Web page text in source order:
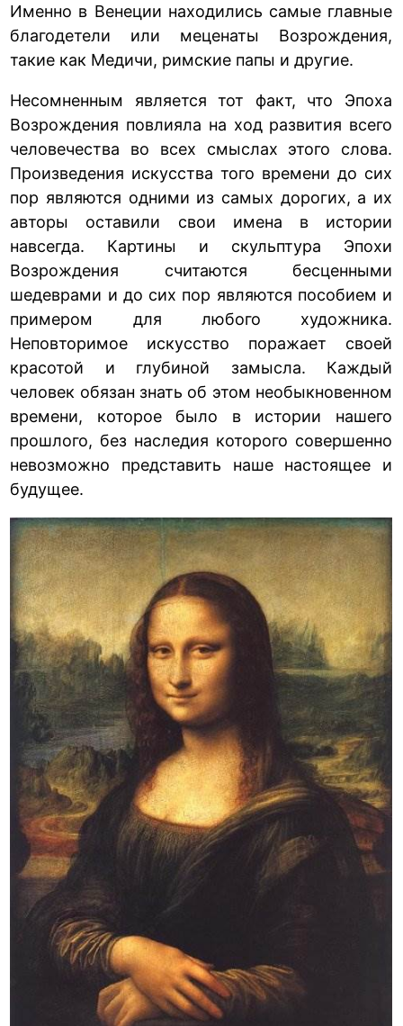
Именно в Венеции находились самые главные
благодетели или меценаты Возрождения,
такие как Медичи, римские папы и другие.
Несомненным является тот факт, что Эпоха
Возрождения повлияла на ход развития всего
человечества во всех смыслах этого слова.
Произведения искусства того времени до сих
пор являются одними из самых дорогих, а их
авторы оставили свои имена в истории
навсегда. Картины и скульптура Эпохи
Возрождения считаются бесценными
шедеврами и до сих пор являются пособием и
примером для любого художника.
Неповторимое искусство поражает своей
красотой и глубиной замысла. Каждый
человек обязан знать об этом необыкновенном
времени, которое было в истории нашего
прошлого, без наследия которого совершенно
невозможно представить наше настоящее и
будущее.